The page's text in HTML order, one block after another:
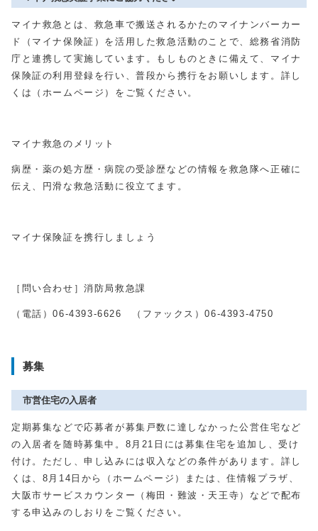
マイナ救急とは、救急車で搬送されるかたのマイナンバーカー
ド（マイナ保険証）を活用した救急活動のことで、総務省消防
庁と連携して実施しています。もしものときに備えて、マイナ
保険証の利用登録を行い、普段から携行をお願いします。詳し
くは（ホームページ）をご覧ください。
マイナ救急のメリット
病歴・薬の処方歴・病院の受診歴などの情報を救急隊へ正確に
伝え、円滑な救急活動に役立てます。
マイナ保険証を携行しましょう
［問い合わせ］消防局救急課
（電話）06-4393-6626 （ファックス）06-4393-4750
募集
市営住宅の入居者
定期募集などで応募者が募集戸数に達しなかった公営住宅など
の入居者を随時募集中。8月21日には募集住宅を追加し、受け
付け。ただし、申し込みには収入などの条件があります。詳し
くは、8月14日から（ホームページ）または、住情報プラザ、
大阪市サービスカウンター（梅田・難波・天王寺）などで配布
する申込みのしおりをご覧ください。